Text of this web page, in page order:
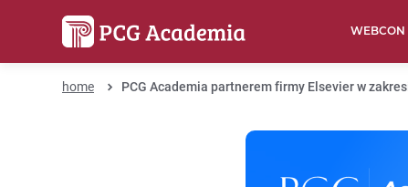
WEBCON
home PCG Academia partnerem firmy Elsevier w